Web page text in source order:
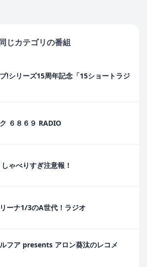
じカテゴリの番組
!シリーズ15周年記念「15ショートラジ
６８６９ RADIO
ゃべりすぎ注意報！
ーナ1/3のA世代！ラジオ
フア presents アロン葵汰のレコメ